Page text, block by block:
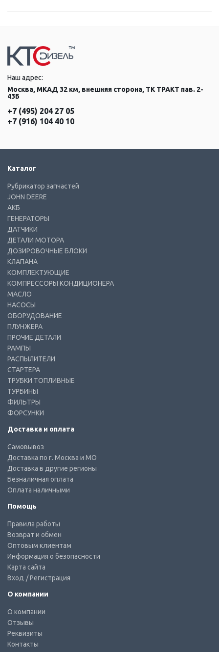
Наш адрес:
Москва, МКАД 32 км, внешняя сторона, ТК ТРАКТ пав. 2-
43Б
+7 (495) 204 27 05
+7 (916) 104 40 10
Каталог
Рубрикатор запчастей
JOHN DEERE
АКБ
ГЕНЕРАТОРЫ
ДАТЧИКИ
ДЕТАЛИ МОТОРА
ДОЗИРОВОЧНЫЕ БЛОКИ
КЛАПАНА
КОМПЛЕКТУЮЩИЕ
КОМПРЕССОРЫ КОНДИЦИОНЕРА
МАСЛО
НАСОСЫ
ОБОРУДОВАНИЕ
ПЛУНЖЕРА
ПРОЧИЕ ДЕТАЛИ
РАМПЫ
РАСПЫЛИТЕЛИ
СТАРТЕРА
ТРУБКИ ТОПЛИВНЫЕ
ТУРБИНЫ
ФИЛЬТРЫ
ФОРСУНКИ
Доставка и оплата
Самовывоз
Доставка по г. Москва и МО
Доставка в другие регионы
Безналичная оплата
Оплата наличными
Помощь
Правила работы
Возврат и обмен
Оптовым клиентам
Информация о безопасности
Карта сайта
Вход / Регистрация
О компании
О компании
Отзывы
Реквизиты
Контакты